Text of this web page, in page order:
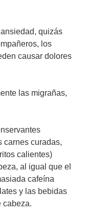
quizás
los
causar dolores
las migrañas,
carnes curadas,
calientes)
al igual que el
cafeína
y las bebidas
cabeza.